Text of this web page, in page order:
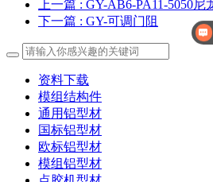
上一篇 : GY-AB6-PA11-5050尼
下一篇 : GY-可调门阻
资料下载
模组结构件
通用铝型材
国标铝型材
欧标铝型材
模组铝型材